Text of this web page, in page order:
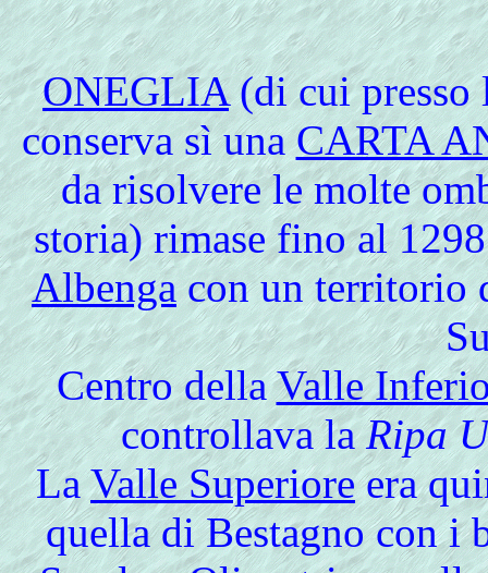
ONEGLIA(di cui presso
conserva sì unaCARTA
da risolvere le molte
storia) rimase fino al
Albenga con un territorio
Centro dellaValle
controllava laRipa
LaValle Superioreera
quella di Bestagno con i